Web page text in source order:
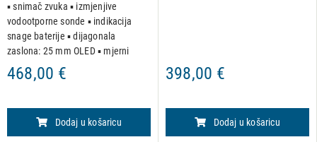
▪ snimač zvuka ▪ izmjenjive
vodootporne sonde ▪ indikacija
snage baterije ▪ dijagonala
zaslona: 25 mm OLED ▪ mjerni
opseg: 50-240 otkucaja/min ▪
razlučivost: 1 otkucaj/min ▪
468,00 €
Dodaj u košaricu
398,00 €
Dodaj u košaricu